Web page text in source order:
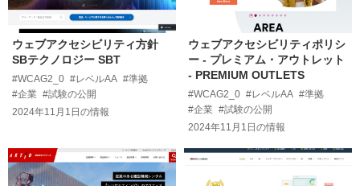
ウェブアクセシビリティ方針
SBテクノロジー SBT
#WCAG2_0 #レベルAA #準拠
#企業 #試験の公開
2024年11月1日の情報
ウェブアクセシビリティポリシ
ー - プレミアム・アウトレット
- PREMIUM OUTLETS
#WCAG2_0 #レベルAA #準拠
#企業 #試験の公開
2024年11月1日の情報